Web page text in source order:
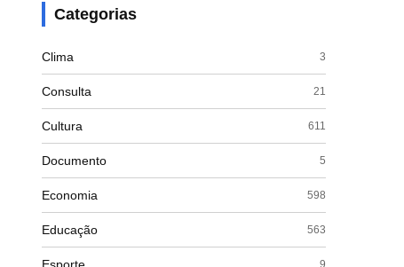
Categorias
Clima 3
Consulta 21
Cultura 611
Documento 5
Economia 598
Educação 563
9